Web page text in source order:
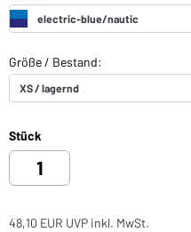
Stück
48,10 EUR UVP inkl. MwSt.